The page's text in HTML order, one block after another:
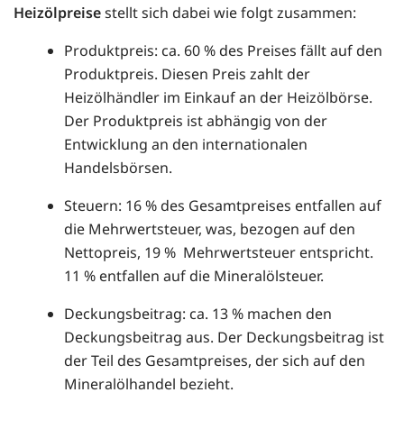
Heizölpreisestellt sich dabei wie folgt zusammen:
Produktpreis: ca. 60 % des Preises fällt auf den
Produktpreis. Diesen Preis zahlt der
Heizölhändler im Einkauf an der Heizölbörse.
Der Produktpreis ist abhängig von der
Entwicklung an den internationalen
Handelsbörsen.
Steuern: 16 % des Gesamtpreises entfallen auf
die Mehrwertsteuer, was, bezogen auf den
Nettopreis, 19 % Mehrwertsteuer entspricht.
11 % entfallen auf die Mineralölsteuer.
Deckungsbeitrag: ca. 13 % machen den
Deckungsbeitrag aus. Der Deckungsbeitrag ist
der Teil des Gesamtpreises, der sich auf den
Mineralölhandel bezieht.